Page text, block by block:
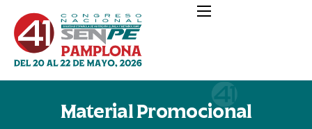
CongresoMaterial Promocional